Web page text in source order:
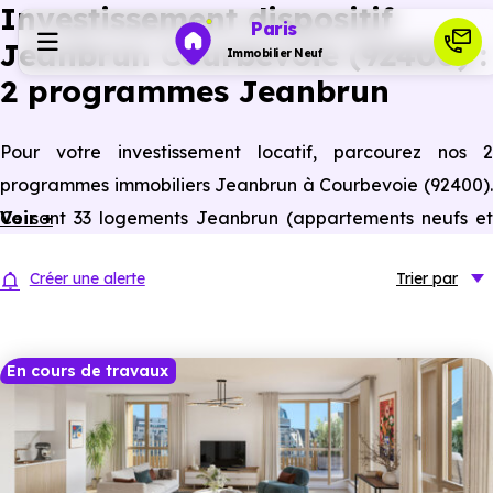
Paris
Immobilier Neuf
Investir
Ressources
Financer
Investissement dispositif
Jeanbrun Courbevoie (92400) :
2 programmes Jeanbrun
Pour votre investissement locatif, parcourez nos 2
programmes immobiliers Jeanbrun à Courbevoie (92400).
Ce sont 33 logements Jeanbrun (appartements neufs et
du bailleur privé.
Voir +
Créer une alerte Trier par
En cours de travaux